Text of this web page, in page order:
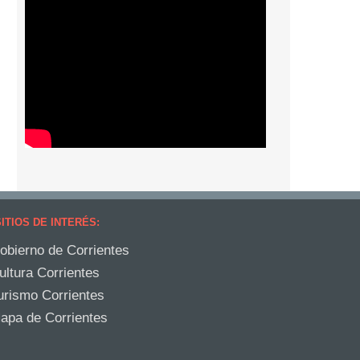
DE INTERÉS:
de Corrientes
Corrientes
Corrientes
de Corrientes